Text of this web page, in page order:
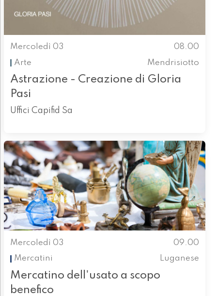
Mercoledì 03
08.00
Arte
Mendrisiotto
Astrazione - Creazione di Gloria
Pasi
Uffici Capifid Sa
Mercoledì 03
09.00
Mercatini
Luganese
Mercatino dell'usato a scopo
benefico